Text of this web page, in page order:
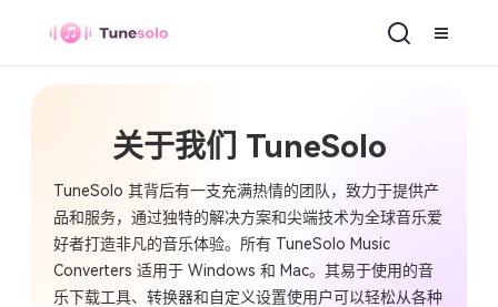
关于我们 TuneSolo
TuneSolo 其背后有一支充满热情的团队，致力于提供产
品和服务，通过独特的解决方案和尖端技术为全球音乐爱
好者打造非凡的音乐体验。所有 TuneSolo Music
Converters 适用于 Windows 和 Mac。其易于使用的音
乐下载工具、转换器和自定义设置使用户可以轻松从各种